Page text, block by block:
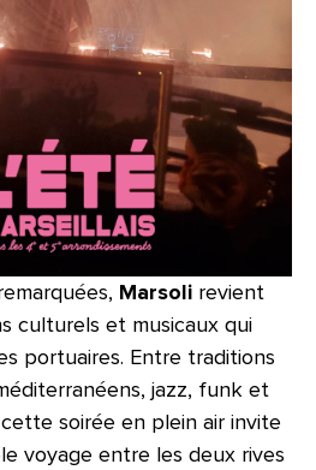
Marsoli revient
culturels et musicaux qui
portuaires. Entre traditions
jazz, funk et
soirée en plein air invite
voyage entre les deux rives